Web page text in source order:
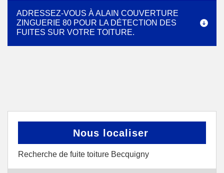
ADRESSEZ-VOUS À ALAIN COUVERTURE
ZINGUERIE 80 POUR LA DÉTECTION DES
FUITES SUR VOTRE TOITURE.
Nous localiser
Recherche de fuite toiture Becquigny